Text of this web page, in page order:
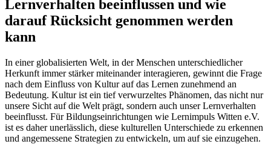
Lernverhalten beeinflussen und wie
darauf Rücksicht genommen werden
kann
In einer globalisierten Welt, in der Menschen unterschiedlicher
Herkunft immer stärker miteinander interagieren, gewinnt die Frage
nach dem Einfluss von Kultur auf das Lernen zunehmend an
Bedeutung. Kultur ist ein tief verwurzeltes Phänomen, das nicht nur
unsere Sicht auf die Welt prägt, sondern auch unser Lernverhalten
beeinflusst. Für Bildungseinrichtungen wie Lernimpuls Witten e.V.
ist es daher unerlässlich, diese kulturellen Unterschiede zu erkennen
und angemessene Strategien zu entwickeln, um auf sie einzugehen.